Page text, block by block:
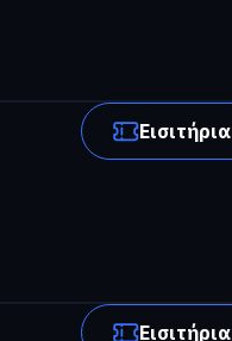
Εισιτήρια
Εισιτήρια